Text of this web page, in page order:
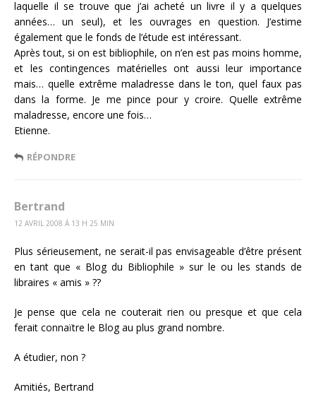
laquelle il se trouve que j’ai acheté un livre il y a quelques
années… un seul), et les ouvrages en question. J’estime
également que le fonds de l’étude est intéressant.
Après tout, si on est bibliophile, on n’en est pas moins homme,
et les contingences matérielles ont aussi leur importance
mais… quelle extrême maladresse dans le ton, quel faux pas
dans la forme. Je me pince pour y croire. Quelle extrême
maladresse, encore une fois…
Etienne.
RÉPONDRE
Bertrand
12 AVRIL 2008 Á 13 H 25 MIN
Plus sérieusement, ne serait-il pas envisageable d’être présent
en tant que « Blog du Bibliophile » sur le ou les stands de
libraires « amis » ??
Je pense que cela ne couterait rien ou presque et que cela
ferait connaïtre le Blog au plus grand nombre.
A étudier, non ?
Amitiés, Bertrand